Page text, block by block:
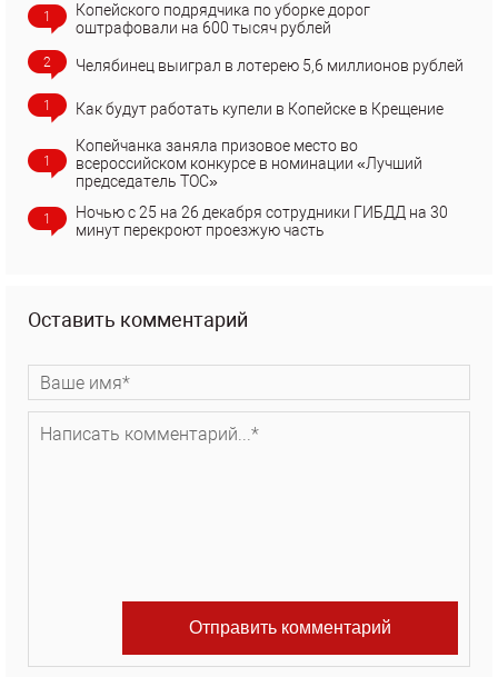
1
Копейского подрядчика по уборке дорог
оштрафовали на 600 тысяч рублей
2 Челябинец выиграл в лотерею 5,6 миллионов рублей
1 Как будут работать купели в Копейске в Крещение
1
Копейчанка заняла призовое место во
всероссийском конкурсе в номинации «Лучший
председатель ТОС»
1
Ночью с 25 на 26 декабря сотрудники ГИБДД на 30
минут перекроют проезжую часть
Оставить комментарий